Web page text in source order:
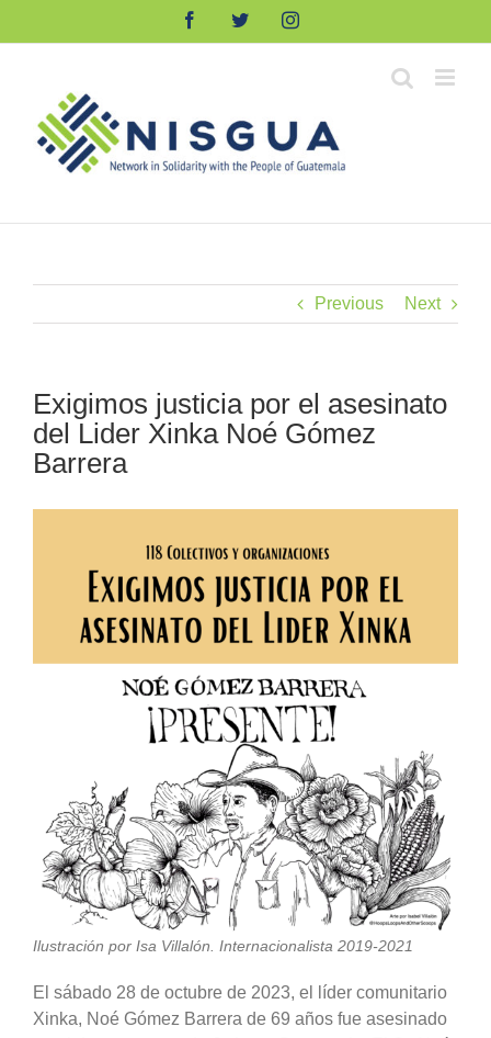
FacebookTwitterInstagram
Previous Next
Exigimos justicia por el asesinato
del Lider Xinka Noé Gómez
Barrera
Ilustración por Isa Villalón. Internacionalista 2019-2021
El sábado 28 de octubre de 2023, el líder comunitario
Xinka, Noé Gómez Barrera de 69 años fue asesinado